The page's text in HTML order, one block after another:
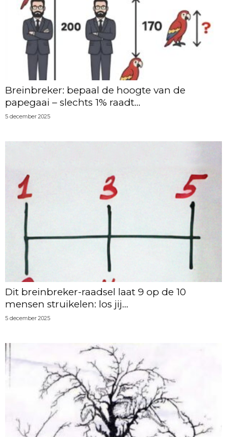
Breinbreker: bepaal de hoogte van de
papegaai – slechts 1% raadt...
5 december 2025
Dit breinbreker-raadsel laat 9 op de 10
mensen struikelen: los jij...
5 december 2025